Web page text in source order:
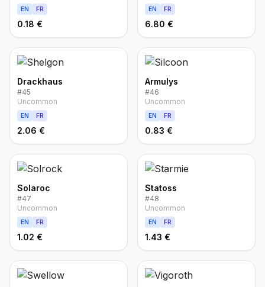
EN FR
0.18 €
EN FR
6.80 €
Drackhaus
#45
Uncommon
EN FR
2.06 €
Armulys
#46
Uncommon
EN FR
0.83 €
Solaroc
#47
Uncommon
EN FR
1.02 €
Statoss
#48
Uncommon
EN FR
1.43 €